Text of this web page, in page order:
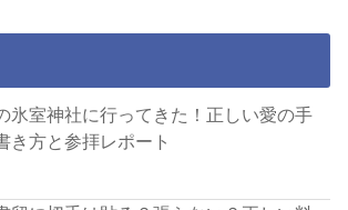
氷室神社に行ってきた！正しい愛の手
き方と参拝レポート